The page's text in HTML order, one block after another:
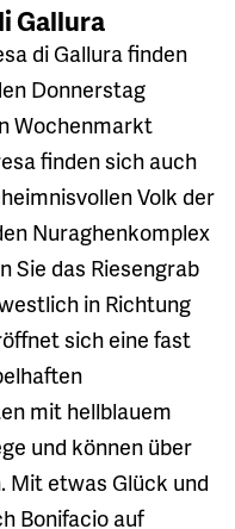
Gallura
di Gallura finden
Donnerstag
Wochenmarkt
finden sich auch
Volk der
Nuraghenkomplex
Sie das Riesengrab
in Richtung
sich eine fast
mit hellblauem
und können über
Mit etwas Glück und
Bonifacio auf